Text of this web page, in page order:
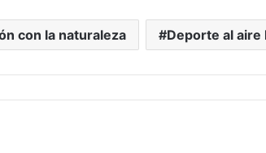
con la naturaleza Deporte al aire